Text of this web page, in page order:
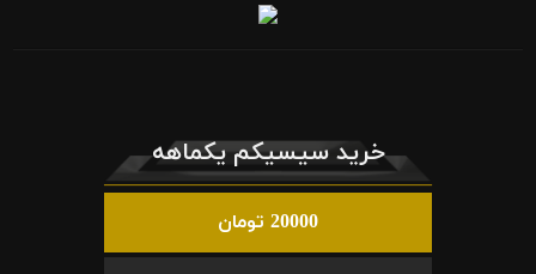
خرید سیسیکم یکماهه
20000 تومان